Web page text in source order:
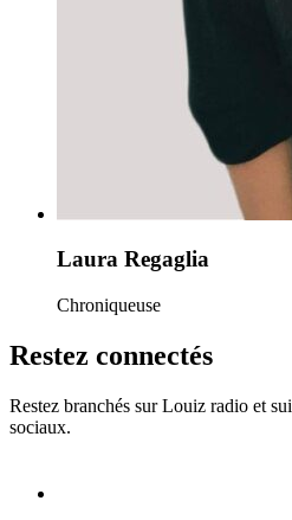
Laura Regaglia
Chroniqueuse
Restez connectés
Restez branchés sur Louiz radio et
sociaux.